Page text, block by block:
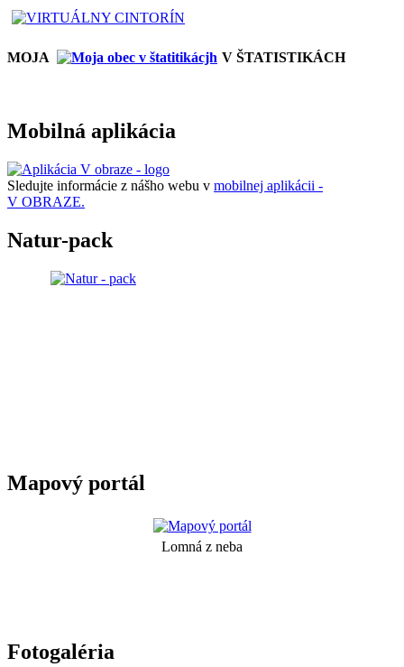
MOJA V ŠTATISTIKÁCH
Mobilná aplikácia
Sledujte informácie z nášho webu v mobilnej aplikácii -
V OBRAZE.
Natur-pack
Mapový portál
Lomná z neba
Fotogaléria